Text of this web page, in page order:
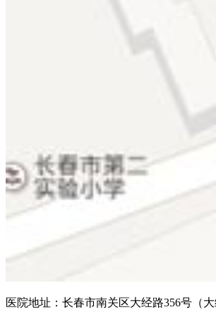
医院地址：长春市南关区大经路356号（